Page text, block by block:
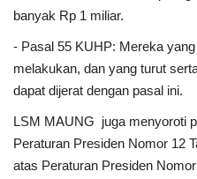
banyak Rp 1 miliar.
- Pasal 55 KUHP: Mereka
melakukan, dan yang turut
dapat dijerat dengan pasal ini.
LSM MAUNG juga menyoroti
Peraturan Presiden Nomor 12
atas Peraturan Presiden